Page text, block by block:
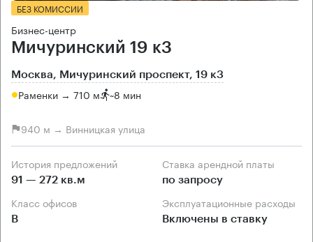
БЕЗ КОМИССИИ
Бизнес-центр
Мичуринский 19 к3
Москва, Мичуринский проспект, 19 к3
Раменки → 710 м ~8 мин
940 м → Винницкая улица
История предложений
91 — 272 кв.м
Ставка арендной платы
по запросу
Класс офисов
B
Эксплуатационные расходы
Включены в ставку